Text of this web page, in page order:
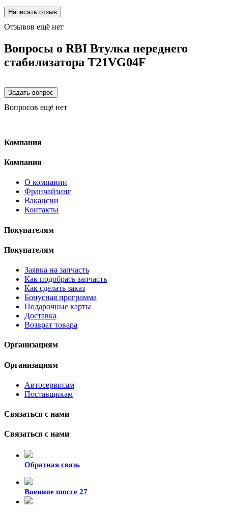
Отзывов ещё нет
Вопросы о RBI Втулка переднего
стабилизатора T21VG04F
Вопросов ещё нет
Компания
Компания
О компании
Франчайзинг
Вакансии
Контакты
Покупателям
Покупателям
Заявка на запчасть
Как подобрать запчасть
Как сделать заказ
Бонусная программа
Подарочные карты
Доставка
Возврат товара
Организациям
Организациям
Автосервисам
Поставщикам
Связаться с нами
Связаться с нами
Обратная связь
Военное шоссе 27